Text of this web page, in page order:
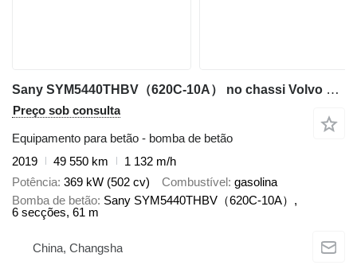
Sany SYM5440THBV（620C-10A） no chassi Volvo SANY SYM5535THB 620C‑8 62M ON VOLVO
Preço sob consulta
Equipamento para betão - bomba de betão
2019
49 550 km
1 132 m/h
Potência 369 kW (502 cv) Combustível gasolina
Bomba de betão Sany SYM5440THBV（620C-10A）,
6 secções, 61 m
China, Changsha